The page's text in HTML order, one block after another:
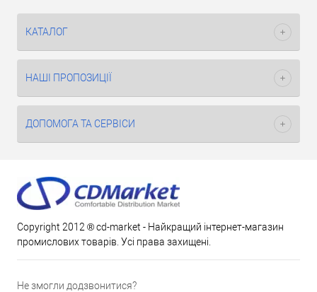
КАТАЛОГ
НАШІ ПРОПОЗИЦІЇ
ДОПОМОГА ТА СЕРВІСИ
Copyright 2012 ® cd-market - Найкращий інтернет-магазин
промислових товарів. Усі права захищені.
Не змогли додзвонитися?